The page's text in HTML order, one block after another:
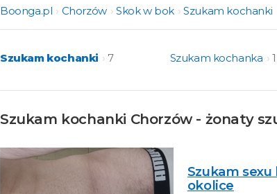
Boonga.pl Chorzów Skok w bok Szukam kochanki
Szukam kochanki 7 Szukam kochanka 1
Szukam kochanki Chorzów - żonaty
Szukam
okolice